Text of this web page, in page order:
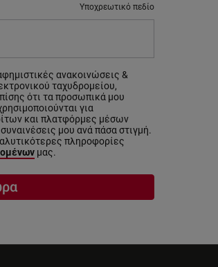
Υποχρεωτικό πεδίο
ανακοινώσεις &
ταχυδρομείου,
ότι τα προσωπικά μου
για
και πλατφόρμες μέσων
μου ανά πάσα στιγμή.
πληροφορίες
μας.